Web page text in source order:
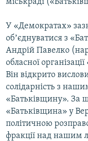
СВІДЧЕННЯ ОКУПАЦІЇ
УКРАЇНСЬКА ПРОБЛЕМА
ІНФОГРАФІКА
ДОЛУЧАЙСЯ!
Усі сайти RFE/RL
У «Демократах»
обʼєднуватися з
Андрій Павелко
обласної
Він відкрито
солідарність з
«Батьківщину». За
«Батьківщина» у
політичною
фракції над нашим